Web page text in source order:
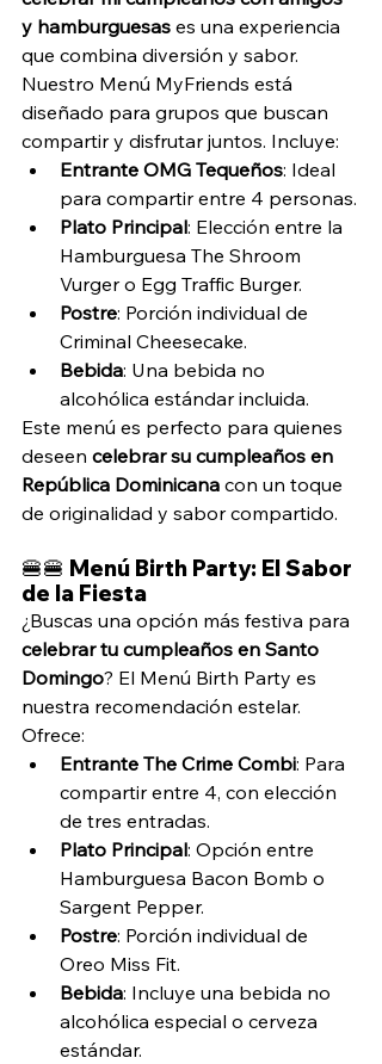
y hamburguesas es una experiencia
que combina diversión y sabor.
Nuestro Menú MyFriends está
diseñado para grupos que buscan
compartir y disfrutar juntos. Incluye:
Entrante OMG Tequeños: Ideal
para compartir entre 4 personas.
Plato Principal: Elección entre la
Hamburguesa The Shroom
Vurger o Egg Traffic Burger.
Postre: Porción individual de
Criminal Cheesecake.
Bebida: Una bebida no
alcohólica estándar incluida.
Este menú es perfecto para quienes
deseen celebrar su cumpleaños en
República Dominicana con un toque
de originalidad y sabor compartido.
🍔🍔 Menú Birth Party: El Sabor
de la Fiesta
¿Buscas una opción más festiva para
celebrar tu cumpleaños en Santo
Domingo? El Menú Birth Party es
nuestra recomendación estelar.
Ofrece:
Entrante The Crime Combi: Para
compartir entre 4, con elección
de tres entradas.
Plato Principal: Opción entre
Hamburguesa Bacon Bomb o
Sargent Pepper.
Postre: Porción individual de
Oreo Miss Fit.
Bebida: Incluye una bebida no
alcohólica especial o cerveza
estándar.